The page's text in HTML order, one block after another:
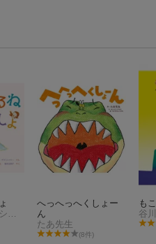
へっへっへくしょー
ん
たあ先生
(8件)
も
谷